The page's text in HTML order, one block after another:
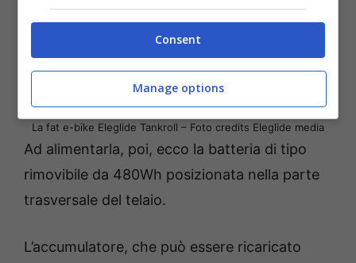
La fat e-bike Eleglide Tankroll – Foto credits Eleglide media
Ad alimentarla, poi, ecco la batteria di tipo
rimovibile da 480Wh posizionata nella parte
trasversale del telaio.
L’accumulatore, che può essere ricaricato
Consent
Manage options